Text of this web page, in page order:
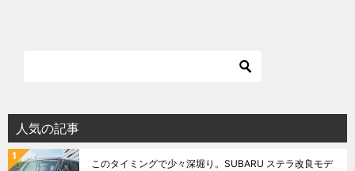
人気の記事
このタイミングで少々深堀り。SUBARU ステラ改良モデ